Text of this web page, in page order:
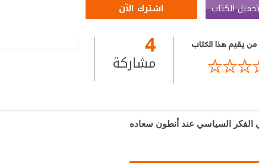
الكتاب اشترك الآن
يقيم هذا الكتاب 4
مشاركة
الفكر السياسي عند أنطون سعاده